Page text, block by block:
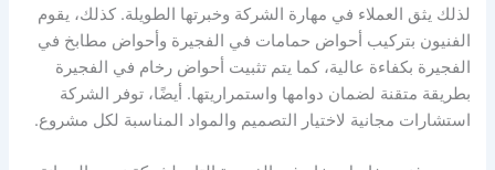
لذلك يثق العملاء في مهارة الشركة وخبرتها الطويلة. كذلك، يقوم
الفنيون بتركيب أحواض حمامات في الفجيرة وأحواض مطابخ في
الفجيرة بكفاءة عالية، كما يتم تثبيت أحواض رخام في الفجيرة
بطريقة متقنة لضمان دوامها واستمراريتها. أيضًا، توفر الشركة
استشارات مجانية لاختيار التصميم والمواد المناسبة لكل مشروع.